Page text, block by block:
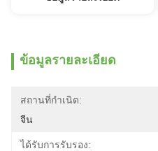
ข้อมูลรายละเอียด
สถานที่กำเนิด:
จีน
ได้รับการรับรอง: